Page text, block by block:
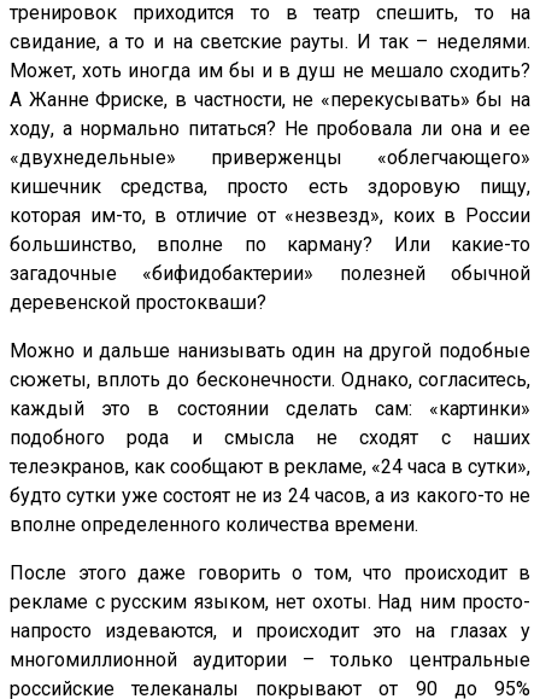
тренировок приходится то в театр спешить, то на
свидание, а то и на светские рауты. И так – неделями.
Может, хоть иногда им бы и в душ не мешало сходить?
А Жанне Фриске, в частности, не «перекусывать» бы на
ходу, а нормально питаться? Не пробовала ли она и ее
«двухнедельные» приверженцы «облегчающего»
кишечник средства, просто есть здоровую пищу,
которая им-то, в отличие от «незвезд», коих в России
большинство, вполне по карману? Или какие-то
загадочные «бифидобактерии» полезней обычной
деревенской простокваши?
Можно и дальше нанизывать один на другой подобные
сюжеты, вплоть до бесконечности. Однако, согласитесь,
каждый это в состоянии сделать сам: «картинки»
подобного рода и смысла не сходят с наших
телеэкранов, как сообщают в рекламе, «24 часа в сутки»,
будто сутки уже состоят не из 24 часов, а из какого-то не
вполне определенного количества времени.
После этого даже говорить о том, что происходит в
рекламе с русским языком, нет охоты. Над ним просто-
напросто издеваются, и происходит это на глазах у
многомиллионной аудитории – только центральные
российские телеканалы покрывают от 90 до 95%